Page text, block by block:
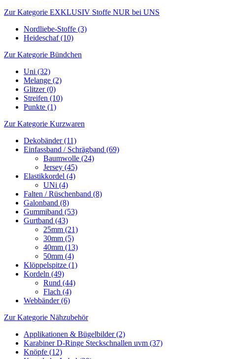
Zur Kategorie EXKLUSIV Stoffe NUR bei UNS
Nordliebe-Stoffe (3)
Heideschaf (10)
Zur Kategorie Bündchen
Uni (32)
Melange (2)
Glitzer (0)
Streifen (10)
Punkte (1)
Zur Kategorie Kurzwaren
Dekobänder (11)
Einfassband / Schrägband (69)
Baumwolle (24)
Jersey (45)
Elastikkordel (4)
UNi (4)
Falten / Rüschenband (8)
Galonband (8)
Gummiband (53)
Gurtband (43)
25mm (21)
30mm (5)
40mm (13)
50mm (4)
Klöppelspitze (1)
Kordeln (49)
Rund (44)
Flach (4)
Webbänder (6)
Zur Kategorie Nähzubehör
Applikationen & Bügelbilder (2)
Karabiner D-Ringe Steckschnallen uvm (37)
Knöpfe (12)